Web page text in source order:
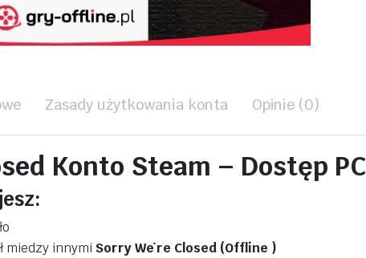
Zasady użytkowania konta Opinie (0)
Konto Steam – Dostęp PC
miedzy innymi Sorry We`re Closed (Offline )